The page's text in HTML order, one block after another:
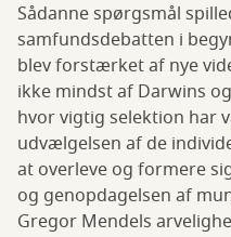
Sådanne spørgsmål
samfundsdebatten i
blev forstærket af nye
ikke mindst af Darwins
hvor vigtig selektion har
udvælgelsen af de
at overleve og formere
og genopdagelsen af
Gregor Mendels